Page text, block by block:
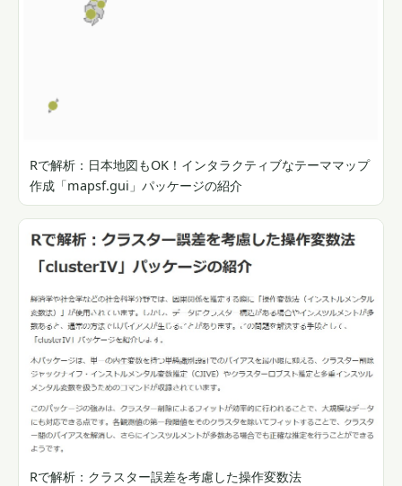
Rで解析：日本地図もOK！インタラクティブなテーママップ
作成「mapsf.gui」パッケージの紹介
Rで解析：クラスター誤差を考慮した操作変数法